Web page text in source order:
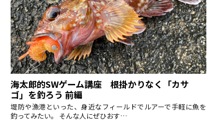
海太郎的SWゲーム講座 根掛かりなく「カサ
ゴ」を釣ろう 前編
堤防や漁港といった、身近なフィールドでルアーで手軽に魚を
釣ってみたい。 そんな人にぜひおす…